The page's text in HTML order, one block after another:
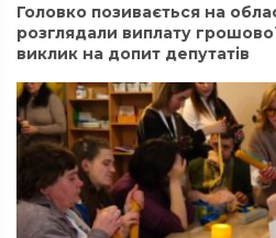
Головко позивається на
розглядали виплату
виклик на допит депутатів